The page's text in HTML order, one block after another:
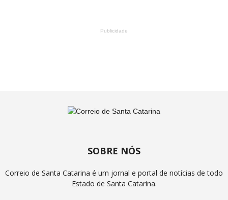
Publicidade
SOBRE NÓS
Correio de Santa Catarina é um jornal e portal de notícias de todo
Estado de Santa Catarina.